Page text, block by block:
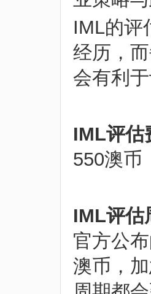
IML的评
经历，
会有利
IML评估
550澳币
IML评估
官方公
澳币，